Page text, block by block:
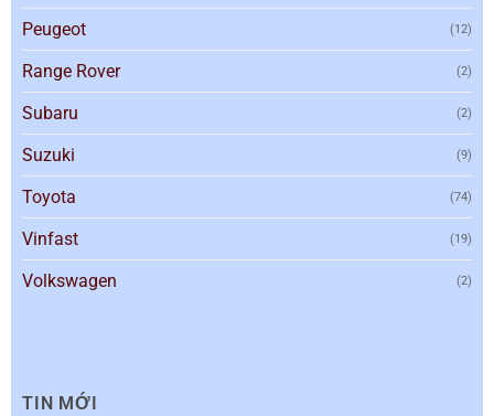
Peugeot (12)
Range Rover (2)
Subaru (2)
Suzuki (9)
Toyota (74)
Vinfast (19)
Volkswagen (2)
TIN MỚI